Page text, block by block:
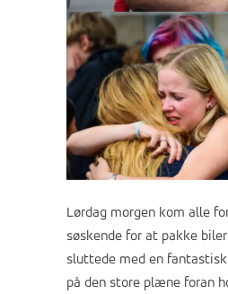
Lørdag morgen kom alle
søskende for at pakke
sluttede med en
på den store plæne foran